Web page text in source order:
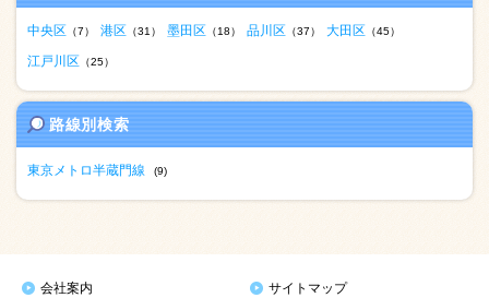
中央区 （7） 港区 （31） 墨田区 （18） 品川区 （37） 大田区 （45）
江戸川区 （25）
路線別検索
東京メトロ半蔵門線 (9)
会社案内 サイトマップ